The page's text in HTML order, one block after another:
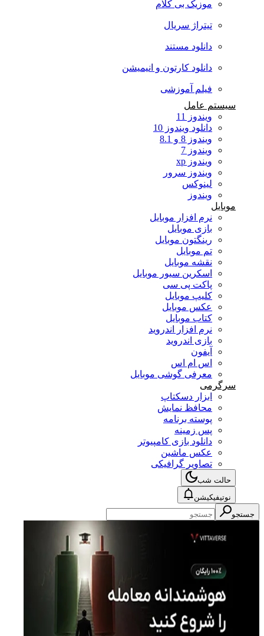
موزیک بی کلام
تیتراژ سریال
دانلود مستند
دانلود کارتون و انیمیشن
فیلم آموزشی
سیستم عامل
ویندوز 11
دانلود ویندوز 10
ویندوز 8 و 8.1
ویندوز 7
ویندوز xp
ویندوز سرور
لینوکس
ویندوز
موبایل
نرم افزار موبایل
بازی موبایل
رینگتون موبایل
تم موبایل
نقشه موبایل
اسکرین سیور موبایل
پاکت پی سی
کلیپ موبایل
عکس موبایل
کتاب موبایل
نرم افزار اندروید
بازی اندروید
آیفون
اس ام اس
معرفی گوشی موبایل
سرگرمی
ابزار دسکتاپ
محافظ نمایش
پوسته برنامه
پس زمینه
دانلود بازی کامپیوتر
عکس ماشین
تصاویر گرافیکی
حالت شب
نوتیفیکیشن
جستجو